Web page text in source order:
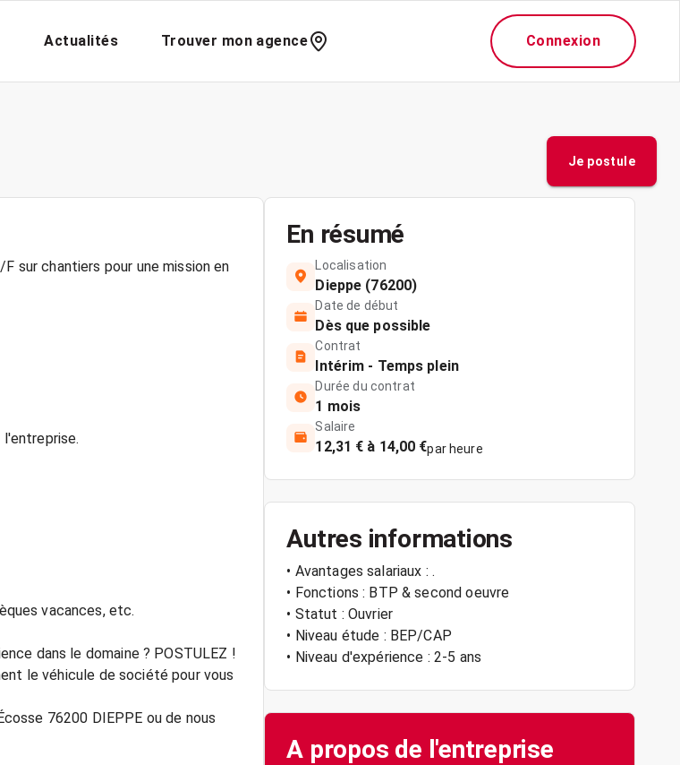
Actualités Trouver mon agence Connexion
Je postule
sur chantiers pour une mission en
vacances, etc.
dans le domaine ? POSTULEZ !
le véhicule de société pour vous
76200 DIEPPE ou de nous
En résumé
Localisation
Dieppe (76200)
Date de début
Dès que possible
Contrat
Intérim - Temps plein
Durée du contrat
1 mois
Salaire
12,31 € à 14,00 €par heure
Autres informations
• Avantages salariaux : .
• Fonctions : BTP & second oeuvre
• Statut : Ouvrier
• Niveau étude : BEP/CAP
• Niveau d'expérience : 2-5 ans
A propos de l'entreprise